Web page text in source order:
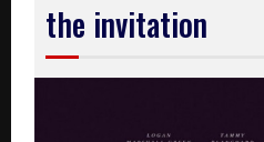
the invitation